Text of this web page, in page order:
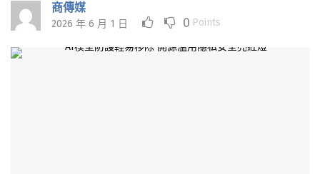
商傳媒
2026 年 6 月 1 日 0 Points